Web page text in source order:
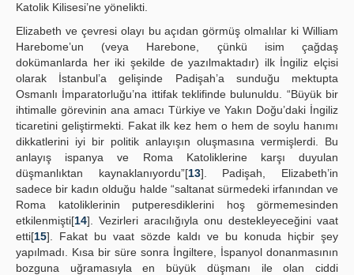
Katolik Kilisesi’ne yönelikti.
Elizabeth ve çevresi olayı bu açıdan görmüş olmalılar ki William
Harebome’un (veya Harebone, çünkü isim çağdaş
dokümanlarda her iki şekilde de yazılmaktadır) ilk İngiliz elçisi
olarak İstanbul’a gelişinde Padişah’a sunduğu mektupta
Osmanlı İmparatorluğu’na ittifak teklifinde bulunuldu. “Büyük bir
ihtimalle görevinin ana amacı Türkiye ve Yakın Doğu’daki İngiliz
ticaretini geliştirmekti. Fakat ilk kez hem o hem de soylu hanımı
dikkatlerini iyi bir politik anlayışın oluşmasına vermişlerdi. Bu
anlayış ispanya ve Roma Katoliklerine karşı duyulan
düşmanlıktan kaynaklanıyordu”[13]. Padişah, Elizabeth’in
sadece bir kadın olduğu halde “saltanat sürmedeki irfanından ve
Roma katoliklerinin putperesdiklerini hoş görmemesinden
etkilenmişti[14]. Vezirleri aracılığıyla onu destekleyeceğini vaat
etti[15]. Fakat bu vaat sözde kaldı ve bu konuda hiçbir şey
yapılmadı. Kısa bir süre sonra İngiltere, İspanyol donanmasının
bozguna uğramasıyla en büyük düşmanı ile olan ciddi